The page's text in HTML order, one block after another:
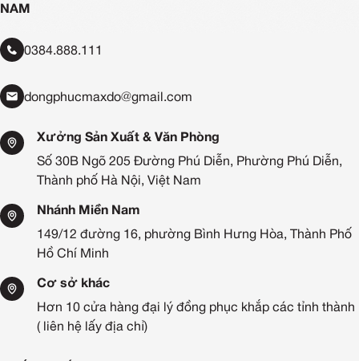
NAM
0384.888.111
dongphucmaxdo@gmail.com
Xưởng Sản Xuất & Văn Phòng
Số 30B Ngõ 205 Đường Phú Diễn, Phường Phú Diễn,
Thành phố Hà Nội, Việt Nam
Nhánh Miền Nam
149/12 đường 16, phường Bình Hưng Hòa, Thành Phố
Hồ Chí Minh
Cơ sở khác
Hơn 10 cửa hàng đại lý đồng phục khắp các tỉnh thành
( liên hệ lấy địa chỉ)